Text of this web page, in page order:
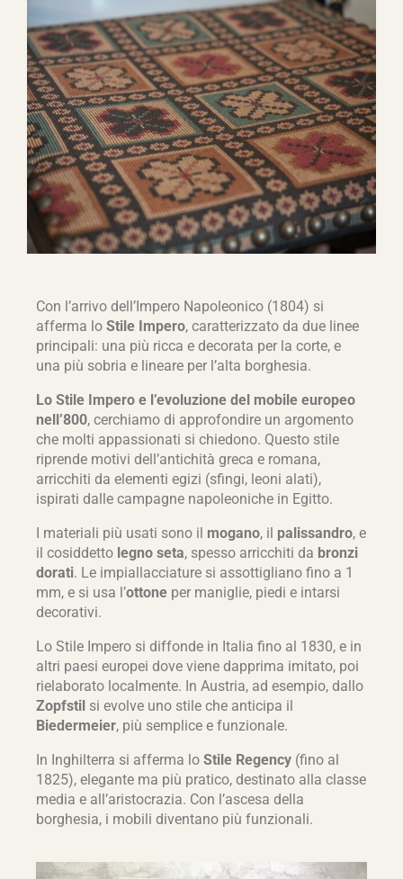
Con l’arrivo dell’Impero Napoleonico (1804) si
afferma lo Stile Impero, caratterizzato da due linee
principali: una più ricca e decorata per la corte, e
una più sobria e lineare per l’alta borghesia.
Lo Stile Impero e l’evoluzione del mobile europeo
nell’800, cerchiamo di approfondire un argomento
che molti appassionati si chiedono. Questo stile
riprende motivi dell’antichità greca e romana,
arricchiti da elementi egizi (sfingi, leoni alati),
ispirati dalle campagne napoleoniche in Egitto.
I materiali più usati sono il mogano, il palissandro, e
il cosiddetto legno seta, spesso arricchiti da bronzi
dorati. Le impiallacciature si assottigliano fino a 1
mm, e si usa l’ottone per maniglie, piedi e intarsi
decorativi.
Lo Stile Impero si diffonde in Italia fino al 1830, e in
altri paesi europei dove viene dapprima imitato, poi
rielaborato localmente. In Austria, ad esempio, dallo
Zopfstil si evolve uno stile che anticipa il
Biedermeier, più semplice e funzionale.
In Inghilterra si afferma lo Stile Regency (fino al
1825), elegante ma più pratico, destinato alla classe
media e all’aristocrazia. Con l’ascesa della
borghesia, i mobili diventano più funzionali.